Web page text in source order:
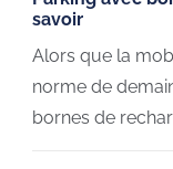
savoir
Alors que la
norme de
bornes de